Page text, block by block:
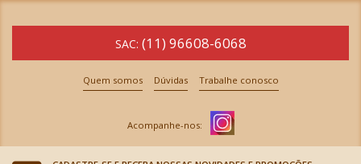
SAC: (11) 96608-6068
Quem somos Dúvidas Trabalhe conosco